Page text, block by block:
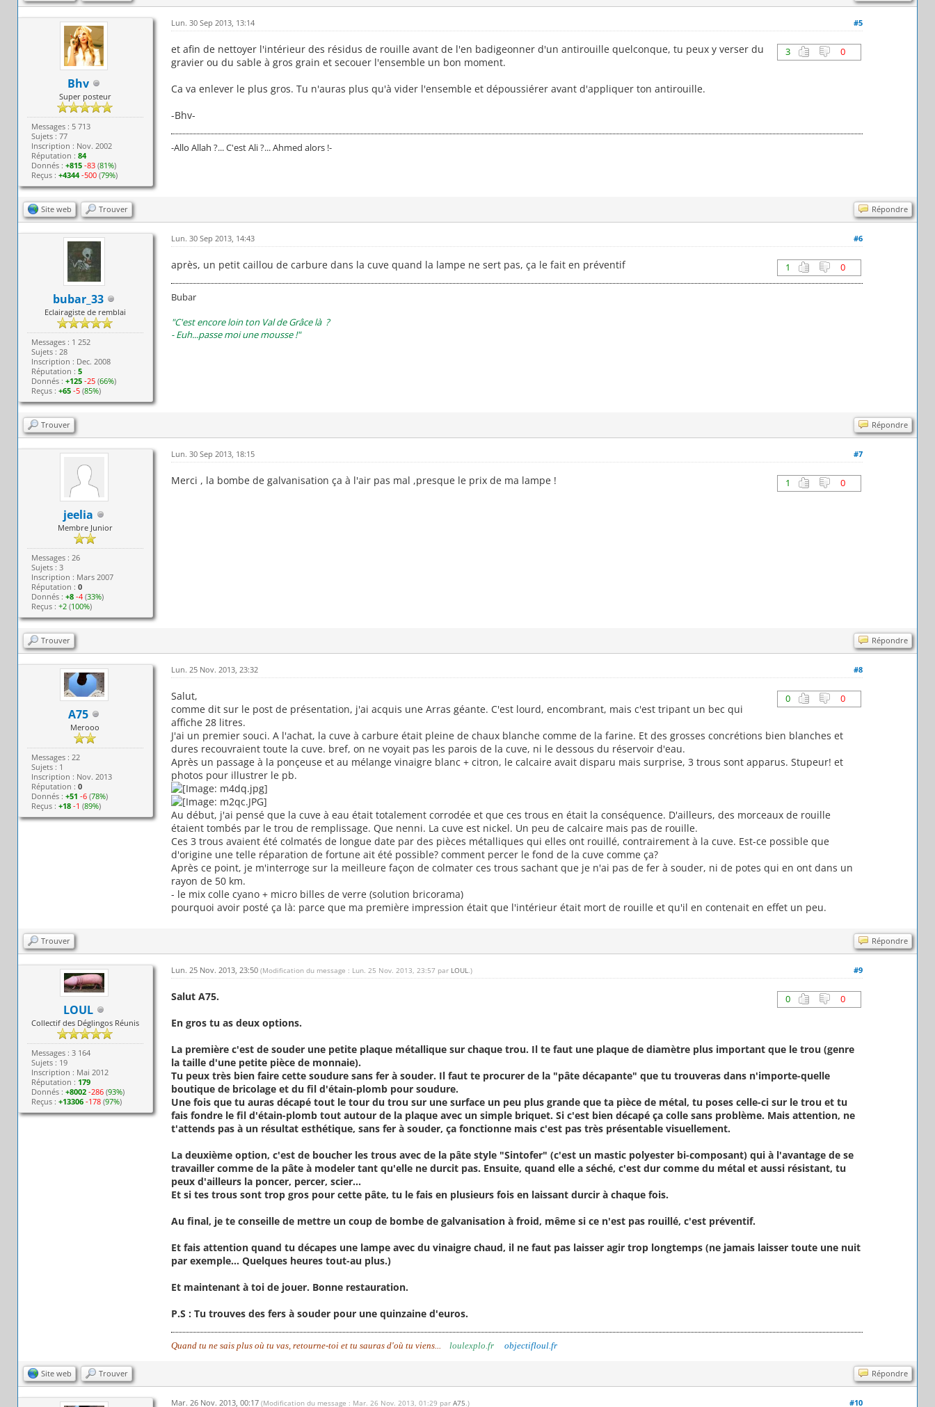
Bhv
Super posteur
Messages : 5 713
Sujets : 77
Inscription : Nov. 2002
Réputation : 84
Donnés : +815 -83(81%)
Reçus : +4344 -500(79%)
#5
Lun. 30 Sep 2013, 13:14
3 0
et afin de nettoyer l'intérieur des résidus de rouille avant de l'en badigeonner d'un antirouille quelconque, tu peux y verser du
gravier ou du sable à gros grain et secouer l'ensemble un bon moment.
Ca va enlever le plus gros. Tu n'auras plus qu'à vider l'ensemble et dépoussiérer avant d'appliquer ton antirouille.
-Bhv-
-Allo Allah ?... C'est Ali ?... Ahmed alors !-
Site web Trouver Répondre
bubar_33
Eclairagiste de remblai
Messages : 1 252
Sujets : 28
Inscription : Dec. 2008
Réputation : 5
Donnés : +125 -25(66%)
Reçus : +65 -5(85%)
#6
Lun. 30 Sep 2013, 14:43
1 0
après, un petit caillou de carbure dans la cuve quand la lampe ne sert pas, ça le fait en préventif
Bubar
"C'est encore loin ton Val de Grâce là ?
- Euh...passe moi une mousse !"
Trouver Répondre
jeelia
Membre Junior
Messages : 26
Sujets : 3
Inscription : Mars 2007
Réputation : 0
Donnés : +8 -4(33%)
Reçus : +2(100%)
#7
Lun. 30 Sep 2013, 18:15
1 0
Merci , la bombe de galvanisation ça à l'air pas mal ,presque le prix de ma lampe !
Trouver Répondre
A75
Merooo
Messages : 22
Sujets : 1
Inscription : Nov. 2013
Réputation : 0
Donnés : +51 -6(78%)
Reçus : +18 -1 (89%)
#8
Lun. 25 Nov. 2013, 23:32
0 0
Salut,
comme dit sur le post de présentation, j'ai acquis une Arras géante. C'est lourd, encombrant, mais c'est tripant un bec qui
affiche 28 litres.
J'ai un premier souci. A l'achat, la cuve à carbure était pleine de chaux blanche comme de la farine. Et des grosses concrétions bien blanches et
dures recouvraient toute la cuve. bref, on ne voyait pas les parois de la cuve, ni le dessous du réservoir d'eau.
Après un passage à la ponçeuse et au mélange vinaigre blanc + citron, le calcaire avait disparu mais surprise, 3 trous sont apparus. Stupeur! et
photos pour illustrer le pb.
Au début, j'ai pensé que la cuve à eau était totalement corrodée et que ces trous en était la conséquence. D'ailleurs, des morceaux de rouille
étaient tombés par le trou de remplissage. Que nenni. La cuve est nickel. Un peu de calcaire mais pas de rouille.
Ces 3 trous avaient été colmatés de longue date par des pièces métalliques qui elles ont rouillé, contrairement à la cuve. Est-ce possible que
d'origine une telle réparation de fortune ait été possible? comment percer le fond de la cuve comme ça?
Après ce point, je m'interroge sur la meilleure façon de colmater ces trous sachant que je n'ai pas de fer à souder, ni de potes qui en ont dans un
rayon de 50 km.
- le mix colle cyano + micro billes de verre (solution bricorama)
pourquoi avoir posté ça là: parce que ma première impression était que l'intérieur était mort de rouille et qu'il en contenait en effet un peu.
Trouver Répondre
LOUL
Collectif des Déglingos Réunis
Messages : 3 164
Sujets : 19
Inscription : Mai 2012
Réputation : 179
Donnés : +8002 -286(93%)
Reçus : +13306 -178(97%)
#9
Lun. 25 Nov. 2013, 23:50 (Modification du message : Lun. 25 Nov. 2013, 23:57 par LOUL .)
0 0
Salut A75.
En gros tu as deux options.
La première c'est de souder une petite plaque métallique sur chaque trou. Il te faut une plaque de diamètre plus important que le trou (genre
la taille d'une petite pièce de monnaie).
Tu peux très bien faire cette soudure sans fer à souder. Il faut te procurer de la "pâte décapante" que tu trouveras dans n'importe-quelle
boutique de bricolage et du fil d'étain-plomb pour soudure.
Une fois que tu auras décapé tout le tour du trou sur une surface un peu plus grande que ta pièce de métal, tu poses celle-ci sur le trou et tu
fais fondre le fil d'étain-plomb tout autour de la plaque avec un simple briquet. Si c'est bien décapé ça colle sans problème. Mais attention, ne
t'attends pas à un résultat esthétique, sans fer à souder, ça fonctionne mais c'est pas très présentable visuellement.
La deuxième option, c'est de boucher les trous avec de la pâte style "Sintofer" (c'est un mastic polyester bi-composant) qui à l'avantage de se
travailler comme de la pâte à modeler tant qu'elle ne durcit pas. Ensuite, quand elle a séché, c'est dur comme du métal et aussi résistant, tu
peux d'ailleurs la poncer, percer, scier...
Et si tes trous sont trop gros pour cette pâte, tu le fais en plusieurs fois en laissant durcir à chaque fois.
Au final, je te conseille de mettre un coup de bombe de galvanisation à froid, même si ce n'est pas rouillé, c'est préventif.
Et fais attention quand tu décapes une lampe avec du vinaigre chaud, il ne faut pas laisser agir trop longtemps (ne jamais laisser toute une nuit
par exemple... Quelques heures tout-au plus.)
Et maintenant à toi de jouer. Bonne restauration.
P.S : Tu trouves des fers à souder pour une quinzaine d'euros.
Quand tu ne sais plus où tu vas, retourne-toi et tu sauras d'où tu viens... loulexplo.fr objectifloul.fr
Site web Trouver Répondre
#10
Mar. 26 Nov. 2013, 00:17 (Modification du message : Mar. 26 Nov. 2013, 01:29 par A75 .)